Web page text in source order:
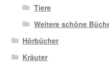
Tiere
Weitere schöne
Hörbücher
Kräuter